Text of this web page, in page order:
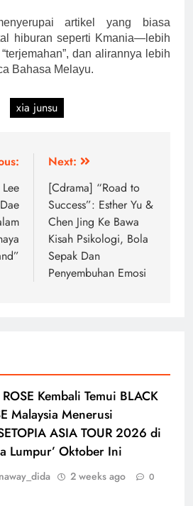
artikel yang biasa
hiburan seperti Kmania—lebih
dan alirannya lebih
Bahasa Melayu.
xia junsu
Next:
[Cdrama] “Road to
Success”: Esther Yu &
Chen Jing Ke Bawa
Kisah Psikologi, Bola
Sepak Dan
Penyembuhan Emosi
Kembali Temui BLACK
Malaysia Menerusi
ASIA TOUR 2026 di
Lumpur’ Oktober Ini
2 weeks ago 0